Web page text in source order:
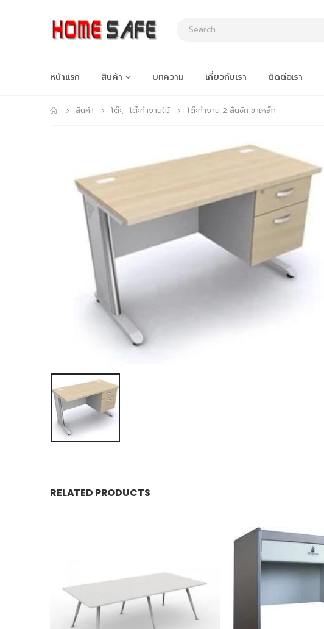
หน้าแรก สินค้า บทความ เกี่ยวกับเรา ติดต่อเรา
สินค้า โต๊ะ, โต๊ะทำงานไม้ โต๊ะทำงาน 2 ลิ้นชัก ขาเหล็ก
RELATED PRODUCTS